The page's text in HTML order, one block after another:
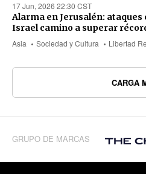
17 Jun, 2026 22:30 CST
Asia Sociedad y Cultura Libertad
Alarma en Jerusalén:
Israel camino a superar
CARGA
GRUPO DE MARCAS